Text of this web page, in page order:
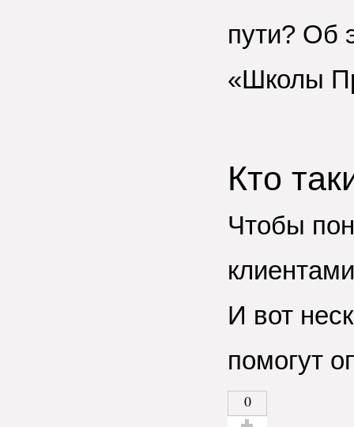
пути? Об
«Школы
Кто
Чтобы
И вот
помогут
0